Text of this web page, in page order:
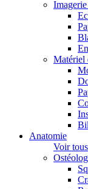
Matériel
Anatomie
Voir